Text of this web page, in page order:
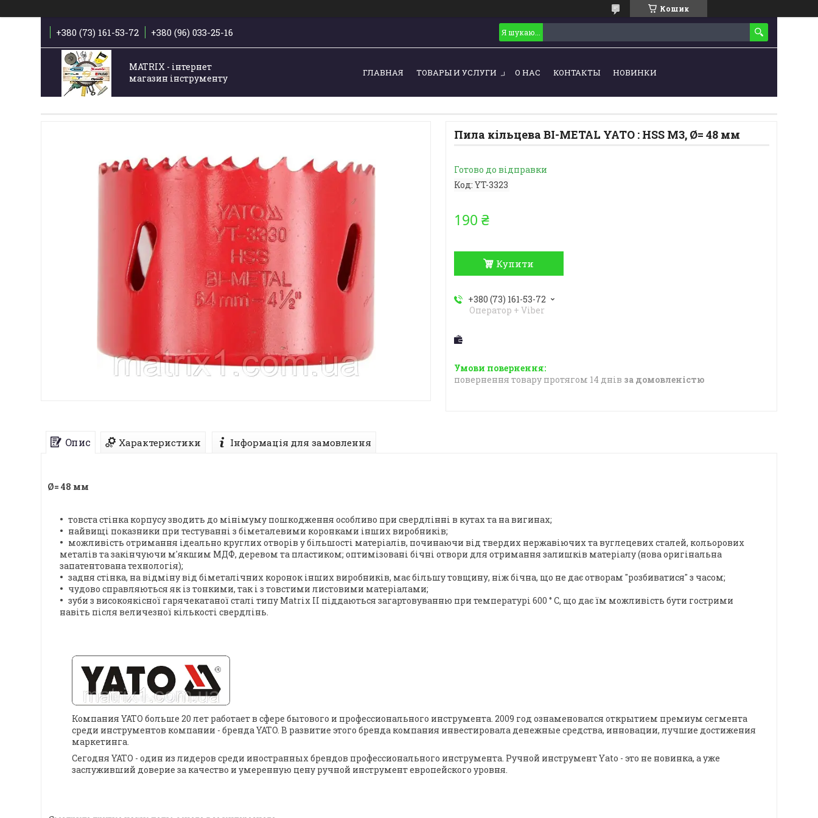
Кошик
+380 (73) 161-53-72 +380 (96) 033-25-16
MATRIX - інтернет
магазин інструменту
ГЛАВНАЯ ТОВАРЫ И УСЛУГИ О НАС КОНТАКТЫ НОВИНКИ
Пила кільцева BI-METAL YATO : HSS M3, Ø= 48 мм
Готово до відправки
Код: YT-3323
190 ₴
Купити
+380 (73) 161-53-72
Оператор + Viber
повернення товару протягом 14 днів за домовленістю
Опис Характеристики Інформація для замовлення
Ø= 48 мм
товста стінка корпусу зводить до мінімуму пошкодження особливо при свердлінні в кутах та на вигинах;
найвищі показники при тестуванні з біметалевими коронками інших виробників;
можливість отримання ідеально круглих отворів у більшості матеріалів, починаючи від твердих нержавіючих та вуглецевих сталей, кольорових
металів та закінчуючи м'якшим МДФ, деревом та пластиком; оптимізовані бічні отвори для отримання залишків матеріалу (нова оригінальна
запатентована технологія);
задня стінка, на відміну від біметалічних коронок інших виробників, має більшу товщину, ніж бічна, що не дає отворам "розбиватися" з часом;
чудово справляються як із тонкими, так і з товстими листовими матеріалами;
зуби з високоякісної гарячекатаної сталі типу Matrix II піддаються загартовуванню при температурі 600 ° С, що дає їм можливість бути гострими
навіть після величезної кількості свердлінь.
Компания YATO больше 20 лет работает в сфере бытового и профессионального инструмента. 2009 год ознаменовался открытием премиум сегмента
среди инструментов компании - бренда YATO. В развитие этого бренда компания инвестировала денежные средства, инновации, лучшие достижения
маркетинга.
Сегодня YATO - один из лидеров среди иностранных брендов профессионального инструмента. Ручной инструмент Yato - это не новинка, а уже
заслуживший доверие за качество и умеренную цену ручной инструмент европейского уровня.